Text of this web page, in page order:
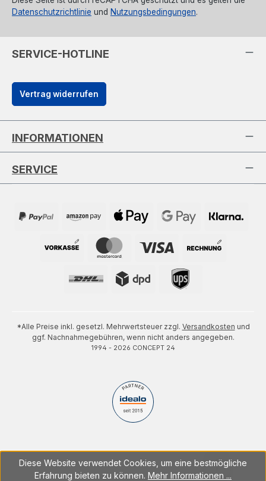
Datenschutzrichtlinie und Nutzungsbedingungen.
SERVICE-HOTLINE
Vertrag widerrufen
INFORMATIONEN
SERVICE
*Alle Preise inkl. gesetzl. Mehrwertsteuer zzgl. Versandkosten und
ggf. Nachnahmegebühren, wenn nicht anders angegeben.
1994 - 2026 CONCEPT 24
Diese Website verwendet Cookies, um eine bestmögliche
Erfahrung bieten zu können. Mehr Informationen ...